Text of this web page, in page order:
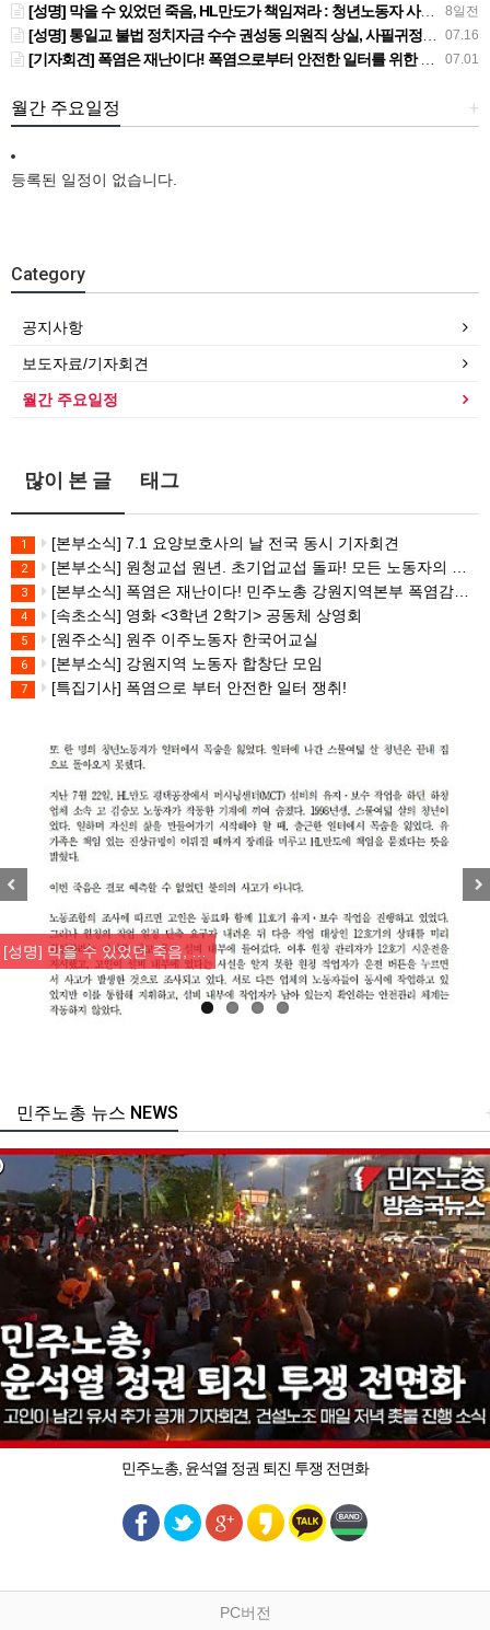
8일전
[성명] 막을 수 있었던 죽음, HL만도가 책임져라 : 청년노동자 사망사고의 철저한 진상규명과 재발방지 대책 마련하라
07.16
[성명] 통일교 불법 정치자금 수수 권성동 의원직 상실, 사필귀정이다
07.01
[기자회견] 폭염은 재난이다! 폭염으로부터 안전한 일터를 위한 민주노총 강원지역본부 폭염감시단 선포 기자회견
+
월간 주요일정
등록된 일정이 없습니다.
Category
공지사항
보도자료/기자회견
월간 주요일정
많이 본 글 태그
1 [본부소식] 7.1 요양보호사의 날 전국 동시 기자회견
2 [본부소식] 원청교섭 원년. 초기업교섭 돌파! 모든 노동자의 노동기본권 쟁취! 민주노총 7.15 총파업대회
3 [본부소식] 폭염은 재난이다! 민주노총 강원지역본부 폭염감시단 선포 기자회견
4 [속초소식] 영화 <3학년 2학기> 공동체 상영회
5 [원주소식] 원주 이주노동자 한국어교실
6 [본부소식] 강원지역 노동자 합창단 모임
7 [특집기사] 폭염으로 부터 안전한 일터 쟁취!
[성명] 막을 수 있었던 죽음, …
주노총 뉴스 NEWS
민주노총, 윤석열 정권 퇴진 투쟁 전면화
PC버전